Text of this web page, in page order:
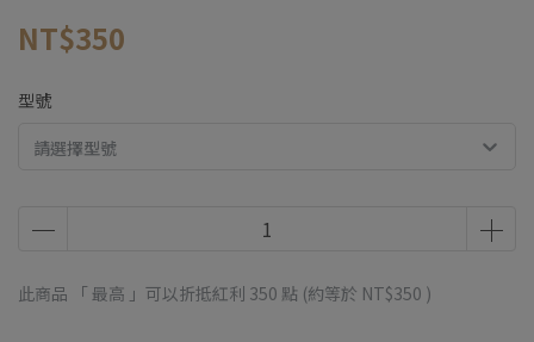
NT$350
型號
請選擇型號
此商品 「 最高 」可以折抵紅利 350 點 (約等於 NT$350 )